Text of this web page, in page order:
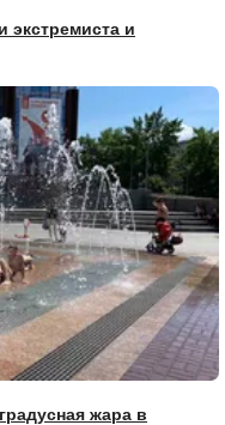
экстремиста и
жара в